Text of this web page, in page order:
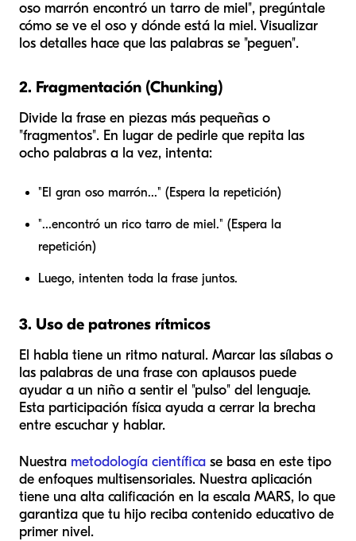
oso marrón encontró un tarro de miel", pregúntale
cómo se ve el oso y dónde está la miel. Visualizar
los detalles hace que las palabras se "peguen".
2. Fragmentación (Chunking)
Divide la frase en piezas más pequeñas o
"fragmentos". En lugar de pedirle que repita las
ocho palabras a la vez, intenta:
"El gran oso marrón..." (Espera la repetición)
"...encontró un rico tarro de miel." (Espera la
repetición)
Luego, intenten toda la frase juntos.
3. Uso de patrones rítmicos
El habla tiene un ritmo natural. Marcar las sílabas o
las palabras de una frase con aplausos puede
ayudar a un niño a sentir el "pulso" del lenguaje.
Esta participación física ayuda a cerrar la brecha
entre escuchar y hablar.
Nuestra metodología científica se basa en este tipo
de enfoques multisensoriales. Nuestra aplicación
tiene una alta calificación en la escala MARS, lo que
garantiza que tu hijo reciba contenido educativo de
primer nivel.